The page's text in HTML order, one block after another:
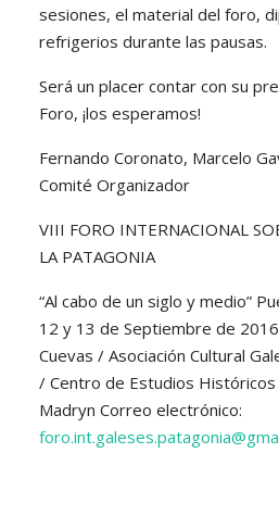
sesiones, el material del foro,
refrigerios durante las pausas.
Será un placer contar con su
Foro, ¡los esperamos!
Fernando Coronato, Marcelo
Comité Organizador
VIII FORO INTERNACIONAL
LA PATAGONIA
“Al cabo de un siglo y medio”
12 y 13 de Septiembre de
Cuevas / Asociación Cultural
/ Centro de Estudios
Madryn Correo electrónico: